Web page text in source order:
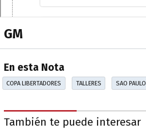
GM
En esta Nota
COPA LIBERTADORES TALLERES SAO PAULO
También te puede interesar